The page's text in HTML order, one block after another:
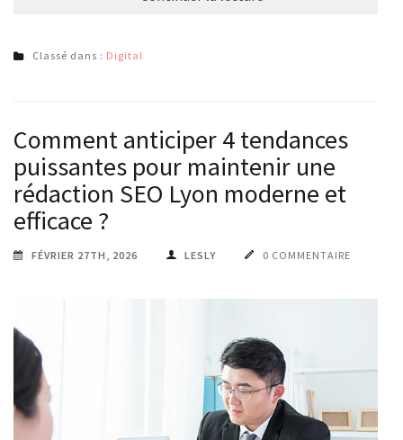
Classé dans : Digital
Comment anticiper 4 tendances
puissantes pour maintenir une
rédaction SEO Lyon moderne et
efficace ?
FÉVRIER 27TH, 2026 LESLY 0 COMMENTAIRE